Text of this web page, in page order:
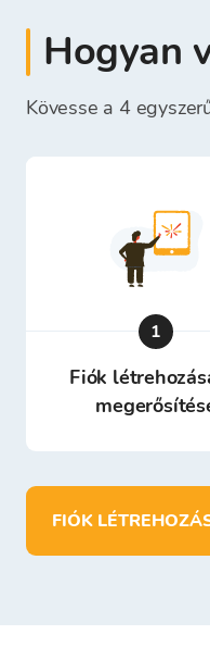
Hogyan
Kövesse a 4
1
Fiók
FIÓK